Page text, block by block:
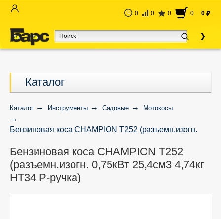
0 0 0 0 0 руб
Каталог
Каталог Инструменты Садовые Мотокосы
Бензиновая коса CHAMPION Т252 (разъемн.изогн.
Бензиновая коса CHAMPION Т252
(разъемн.изогн. 0,75кВт 25,4см3 4,74кг
HT34 P-ручка)